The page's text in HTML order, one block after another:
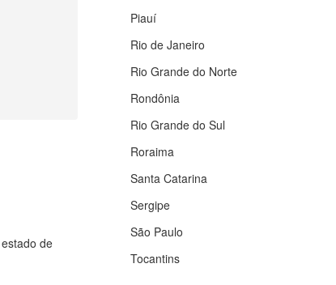
de
Piauí
Rio de Janeiro
Rio Grande do Norte
Rondônia
Rio Grande do Sul
Roraima
Santa Catarina
Sergipe
São Paulo
Tocantins